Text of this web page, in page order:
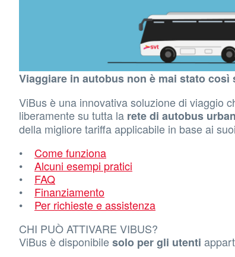
Viaggiare in autobus non è mai stato così
ViBus è una innovativa soluzione di viaggio
liberamente su tutta la rete di autobus
della migliore tariffa applicabile in base ai
• Come funziona
• Alcuni esempi pratici
• FAQ
• Finanziamento
• Per richieste e assistenza
CHI PUÒ ATTIVARE VIBUS?
ViBus è disponibilesolo per gli utenti